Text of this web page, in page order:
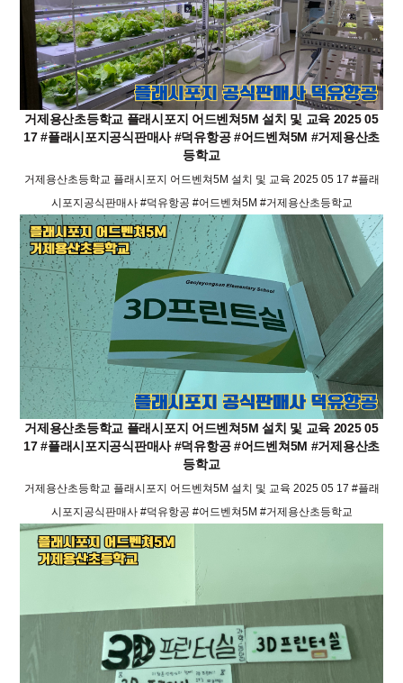
거제용산초등학교 플래시포지 어드벤쳐5M 설치 및 교육 2025 05
17 #플래시포지공식판매사 #덕유항공 #어드벤쳐5M #거제용산초
등학교
거제용산초등학교 플래시포지 어드벤쳐5M 설치 및 교육 2025 05 17 #플래
시포지공식판매사 #덕유항공 #어드벤쳐5M #거제용산초등학교
거제용산초등학교 플래시포지 어드벤쳐5M 설치 및 교육 2025 05
17 #플래시포지공식판매사 #덕유항공 #어드벤쳐5M #거제용산초
등학교
거제용산초등학교 플래시포지 어드벤쳐5M 설치 및 교육 2025 05 17 #플래
시포지공식판매사 #덕유항공 #어드벤쳐5M #거제용산초등학교